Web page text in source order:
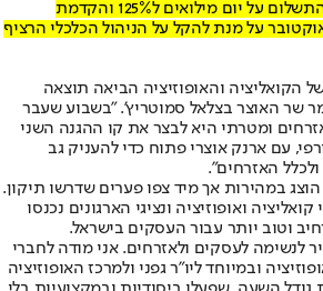
המילואים, כמו גם הגדלת התשלום על יום מילואים ל125% והקדמת
על מנת להקל על הניהול הכלכלי הרציף
הקואליציה והאופוזיציה הביאה תוצאה
שר האוצר בצלאל סמוטריץ'. "בשבוע שעבר
ומטרתי היא לבצר את קו ההגנה השני
עם ארנק אוצרי פתוח כדי להעניק גב
האזרחים".
במהירות אך מיד צפו פערים שדרשו תיקון.
ואופוזיציה ונציגי הארגונים נכנסו
וטוב יותר עבור העסקים בישראל.
לנשימה לעסקים ולאזרחים. אני מודה לחברי
ובמיוחד ליו״ר גפני ולמרכז האופוזיציה